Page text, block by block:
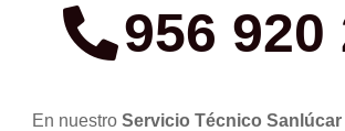
956 920
En nuestro Servicio Técnico